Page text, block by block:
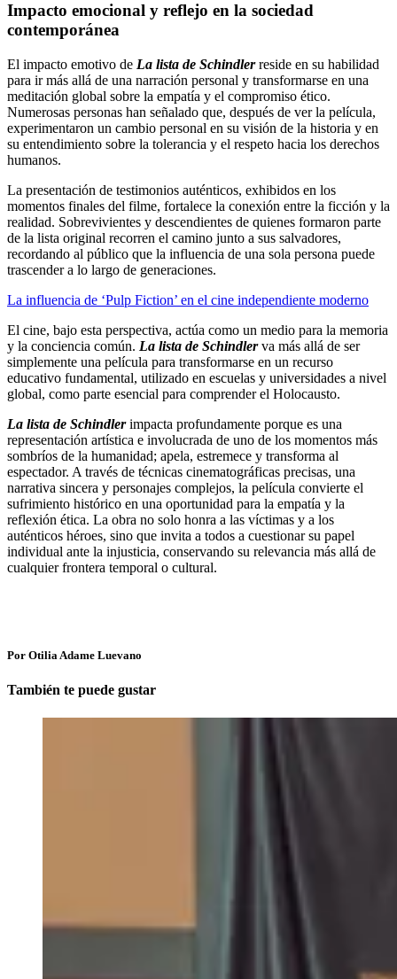
Impacto emocional y reflejo en la sociedad
contemporánea
El impacto emotivo de La lista de Schindlerreside en su habilidad
para ir más allá de una narración personal y transformarse en una
meditación global sobre la empatía y el compromiso ético.
Numerosas personas han señalado que, después de ver la película,
experimentaron un cambio personal en su visión de la historia y en
su entendimiento sobre la tolerancia y el respeto hacia los derechos
humanos.
La presentación de testimonios auténticos, exhibidos en los
momentos finales del filme, fortalece la conexión entre la ficción y la
realidad. Sobrevivientes y descendientes de quienes formaron parte
de la lista original recorren el camino junto a sus salvadores,
recordando al público que la influencia de una sola persona puede
trascender a lo largo de generaciones.
La influencia de ‘Pulp Fiction’ en el cine independiente moderno
El cine, bajo esta perspectiva, actúa como un medio para la memoria
y la conciencia común. La lista de Schindlerva más allá de ser
simplemente una película para transformarse en un recurso
educativo fundamental, utilizado en escuelas y universidades a nivel
global, como parte esencial para comprender el Holocausto.
La lista de Schindlerimpacta profundamente porque es una
representación artística e involucrada de uno de los momentos más
sombríos de la humanidad; apela, estremece y transforma al
espectador. A través de técnicas cinematográficas precisas, una
narrativa sincera y personajes complejos, la película convierte el
sufrimiento histórico en una oportunidad para la empatía y la
reflexión ética. La obra no solo honra a las víctimas y a los
auténticos héroes, sino que invita a todos a cuestionar su papel
individual ante la injusticia, conservando su relevancia más allá de
cualquier frontera temporal o cultural.
Por Otilia Adame Luevano
También te puede gustar